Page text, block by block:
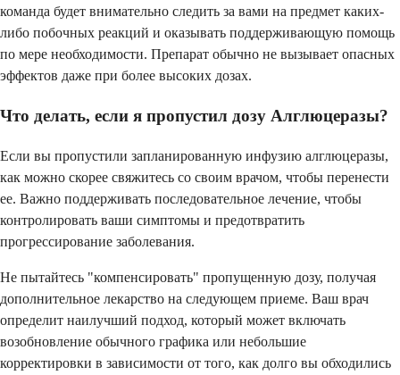
команда будет внимательно следить за вами на предмет каких-
либо побочных реакций и оказывать поддерживающую помощь
по мере необходимости. Препарат обычно не вызывает опасных
эффектов даже при более высоких дозах.
Что делать, если я пропустил дозу Алглюцеразы?
Если вы пропустили запланированную инфузию алглюцеразы,
как можно скорее свяжитесь со своим врачом, чтобы перенести
ее. Важно поддерживать последовательное лечение, чтобы
контролировать ваши симптомы и предотвратить
прогрессирование заболевания.
Не пытайтесь "компенсировать" пропущенную дозу, получая
дополнительное лекарство на следующем приеме. Ваш врач
определит наилучший подход, который может включать
возобновление обычного графика или небольшие
корректировки в зависимости от того, как долго вы обходились